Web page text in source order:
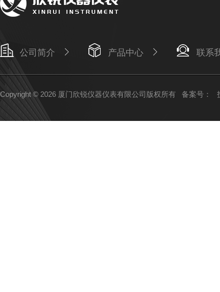
公司简介 产品中心 联系
Copyright © 2026 厦门欣锐仪器仪表有限公司版权所有 备案号：